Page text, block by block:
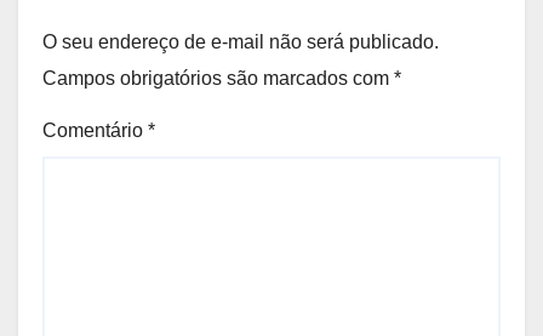
O seu endereço de e-mail não será publicado.
Campos obrigatórios são marcados com *
Comentário *